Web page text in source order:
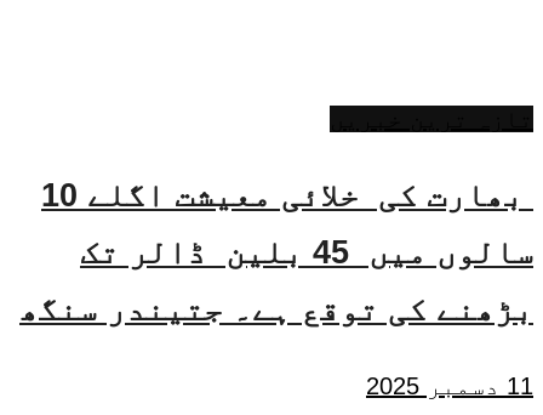
بھارت کی خلائی معیشت اگلے 10
سالوں میں 45 بلین ڈالر تک
بڑھنے کی توقع ہے۔ جتیندر سنگھ
11 دسمبر 2025